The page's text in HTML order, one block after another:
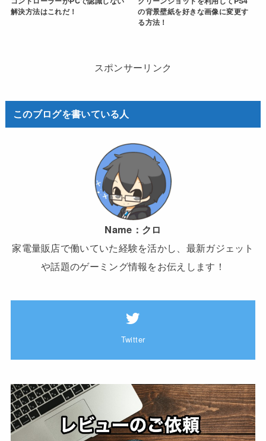
解決方法はこれだ！
の背景壁紙を好きな画像に変更す
る方法！
スポンサーリンク
このブログを書いている人
Name： クロ
家電量販店で働いていた経験を活かし、最新ガジェット
や話題のゲーミング情報をお伝えします！
Twitter